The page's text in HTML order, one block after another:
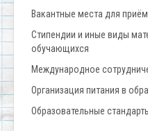
Вакантные места для
Стипендии и иные виды
обучающихся
Международное
Организация питания в
Образовательные